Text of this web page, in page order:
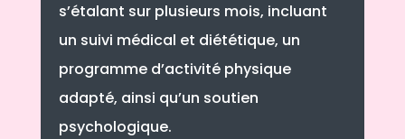
s’étalant sur plusieurs mois, incluant
un suivi médical et diététique, un
programme d’activité physique
adapté, ainsi qu’un soutien
psychologique.